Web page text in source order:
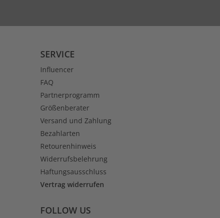
SERVICE
Influencer
FAQ
Partnerprogramm
Größenberater
Versand und Zahlung
Bezahlarten
Retourenhinweis
Widerrufsbelehrung
Haftungsausschluss
Vertrag widerrufen
FOLLOW US